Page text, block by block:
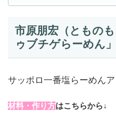
市原朋宏（ともの
ゥブチゲらーめん」
サッポロ一番塩らーめん
材料・作り方はこちらから↓